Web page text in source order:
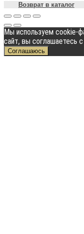
Возврат в каталог
Мы используем cookie-
сайт, вы соглашаетесь
Соглашаюсь